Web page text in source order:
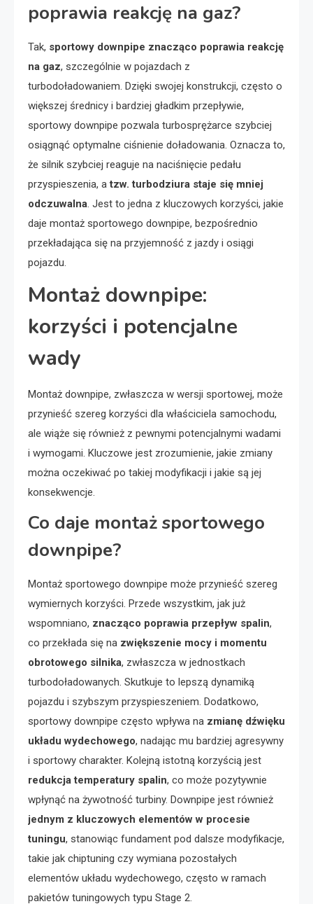
poprawia reakcję na gaz?
Tak, sportowy downpipe znacząco poprawia reakcję
na gaz, szczególnie w pojazdach z
turbodoładowaniem. Dzięki swojej konstrukcji, często o
większej średnicy i bardziej gładkim przepływie,
sportowy downpipe pozwala turbosprężarce szybciej
osiągnąć optymalne ciśnienie doładowania. Oznacza to,
że silnik szybciej reaguje na naciśnięcie pedału
przyspieszenia, atzw. turbodziura staje się mniej
odczuwalna. Jest to jedna z kluczowych korzyści, jakie
daje montaż sportowego downpipe, bezpośrednio
przekładająca się na przyjemność z jazdy i osiągi
pojazdu.
Montaż downpipe:
korzyści i potencjalne
wady
Montaż downpipe, zwłaszcza w wersji sportowej, może
przynieść szereg korzyści dla właściciela samochodu,
ale wiąże się również z pewnymi potencjalnymi wadami
i wymogami. Kluczowe jest zrozumienie, jakie zmiany
można oczekiwać po takiej modyfikacji i jakie są jej
konsekwencje.
Co daje montaż sportowego
downpipe?
Montaż sportowego downpipe może przynieść szereg
wymiernych korzyści. Przede wszystkim, jak już
wspomniano, znacząco poprawia przepływ spalin,
co przekłada się na zwiększenie mocy i momentu
obrotowego silnika, zwłaszcza w jednostkach
turbodoładowanych. Skutkuje to lepszą dynamiką
pojazdu i szybszym przyspieszeniem. Dodatkowo,
sportowy downpipe często wpływa na zmianę dźwięku
układu wydechowego, nadając mu bardziej agresywny
i sportowy charakter. Kolejną istotną korzyścią jest
redukcja temperatury spalin, co może pozytywnie
wpłynąć na żywotność turbiny. Downpipe jest również
jednym z kluczowych elementów w procesie
tuningu, stanowiąc fundament pod dalsze modyfikacje,
takie jak chiptuning czy wymiana pozostałych
elementów układu wydechowego, często w ramach
pakietów tuningowych typu Stage 2.